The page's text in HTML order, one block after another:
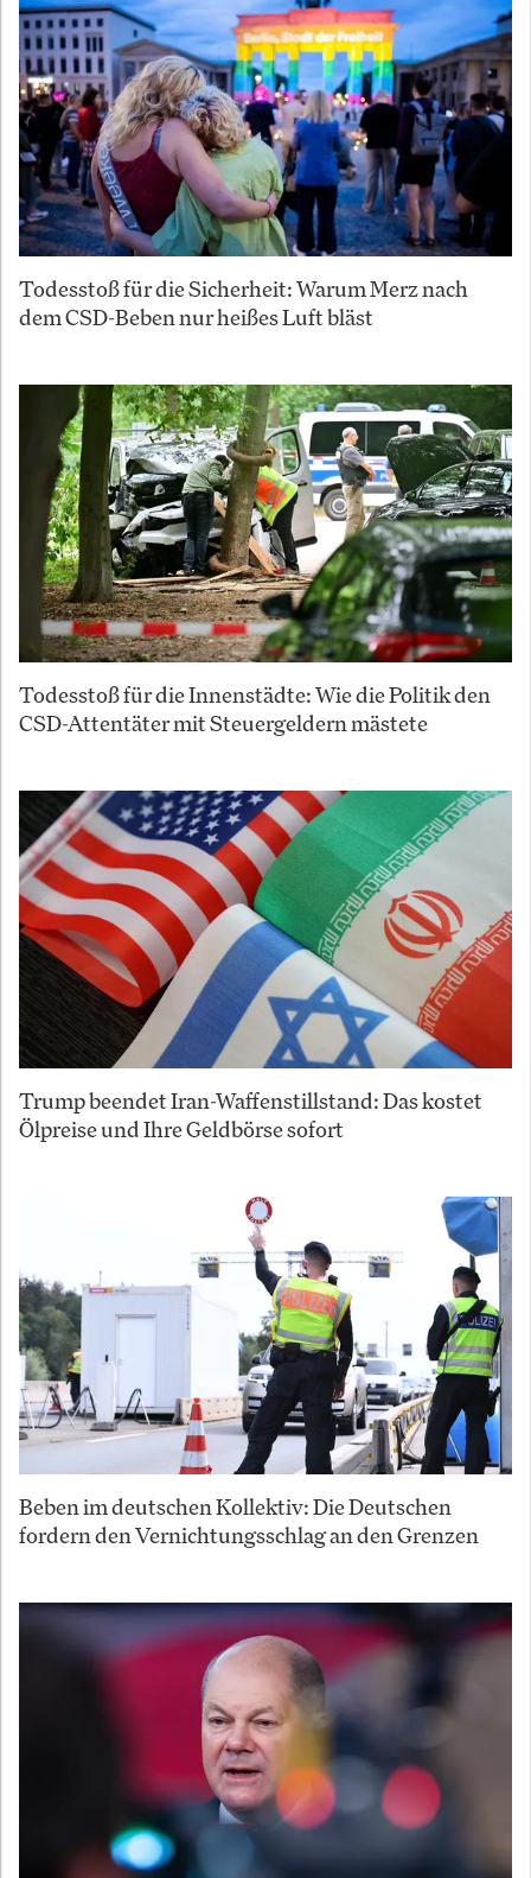
Todesstoß für die Sicherheit: Warum Merz nach
dem CSD-Beben nur heißes Luft bläst
Todesstoß für die Innenstädte: Wie die Politik den
CSD-Attentäter mit Steuergeldern mästete
Trump beendet Iran-Waffenstillstand: Das kostet
Ölpreise und Ihre Geldbörse sofort
Beben im deutschen Kollektiv: Die Deutschen
fordern den Vernichtungsschlag an den Grenzen